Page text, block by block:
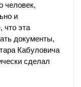
человек,
и
что эта
документы,
Кабуловича
сделал